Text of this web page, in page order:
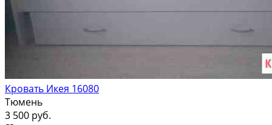
Кровать Икея 16080
Тюмень
3 500 руб.